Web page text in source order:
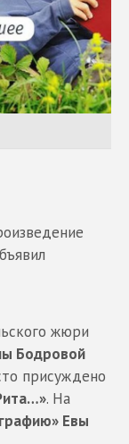
жюри
Бодровой
присуждено
. На
Евы